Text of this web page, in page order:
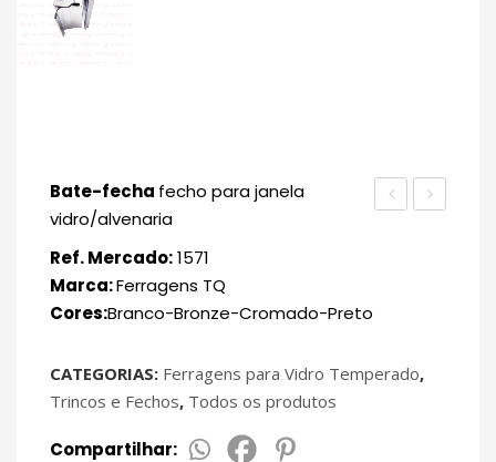
Bate-fecha fecho para janela
vidro/alvenaria
Ref. Mercado:1571
Marca:Ferragens TQ
Cores:Branco-Bronze-Cromado-Preto
CATEGORIAS: Ferragens para Vidro Temperado,
Trincos e Fechos, Todos os produtos
Compartilhar: